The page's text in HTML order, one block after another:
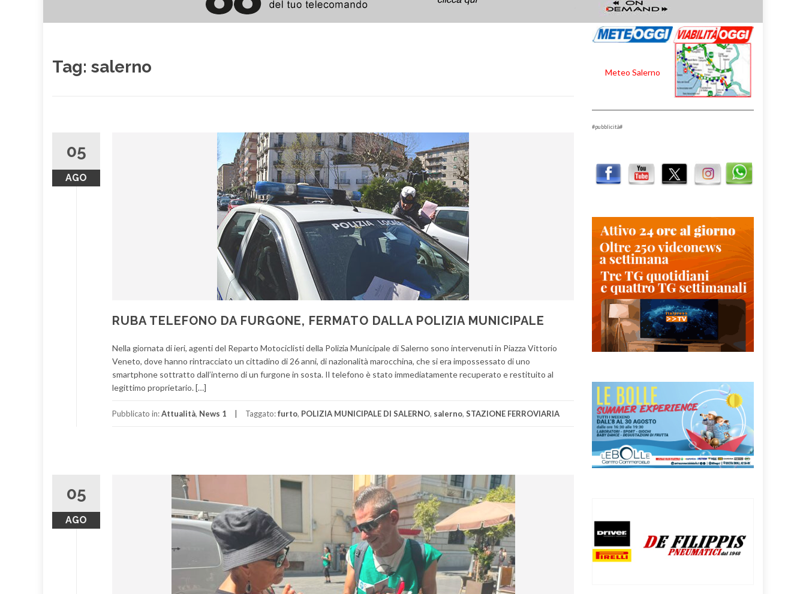
Tag: salerno
05
AGO
RUBA TELEFONO DA FURGONE, FERMATO DALLA POLIZIA MUNICIPALE
Nella giornata di ieri, agenti del Reparto Motociclisti della Polizia Municipale di Salerno sono intervenuti in Piazza Vittorio
Veneto, dove hanno rintracciato un cittadino di 26 anni, di nazionalità marocchina, che si era impossessato di uno
smartphone sottratto dall’interno di un furgone in sosta. Il telefono è stato immediatamente recuperato e restituito al
legittimo proprietario. […]
Pubblicato in:Attualità, News 1 Taggato:furto, POLIZIA MUNICIPALE DI SALERNO, salerno, STAZIONE FERROVIARIA
05
AGO
Meteo Salerno
#pubblicità#